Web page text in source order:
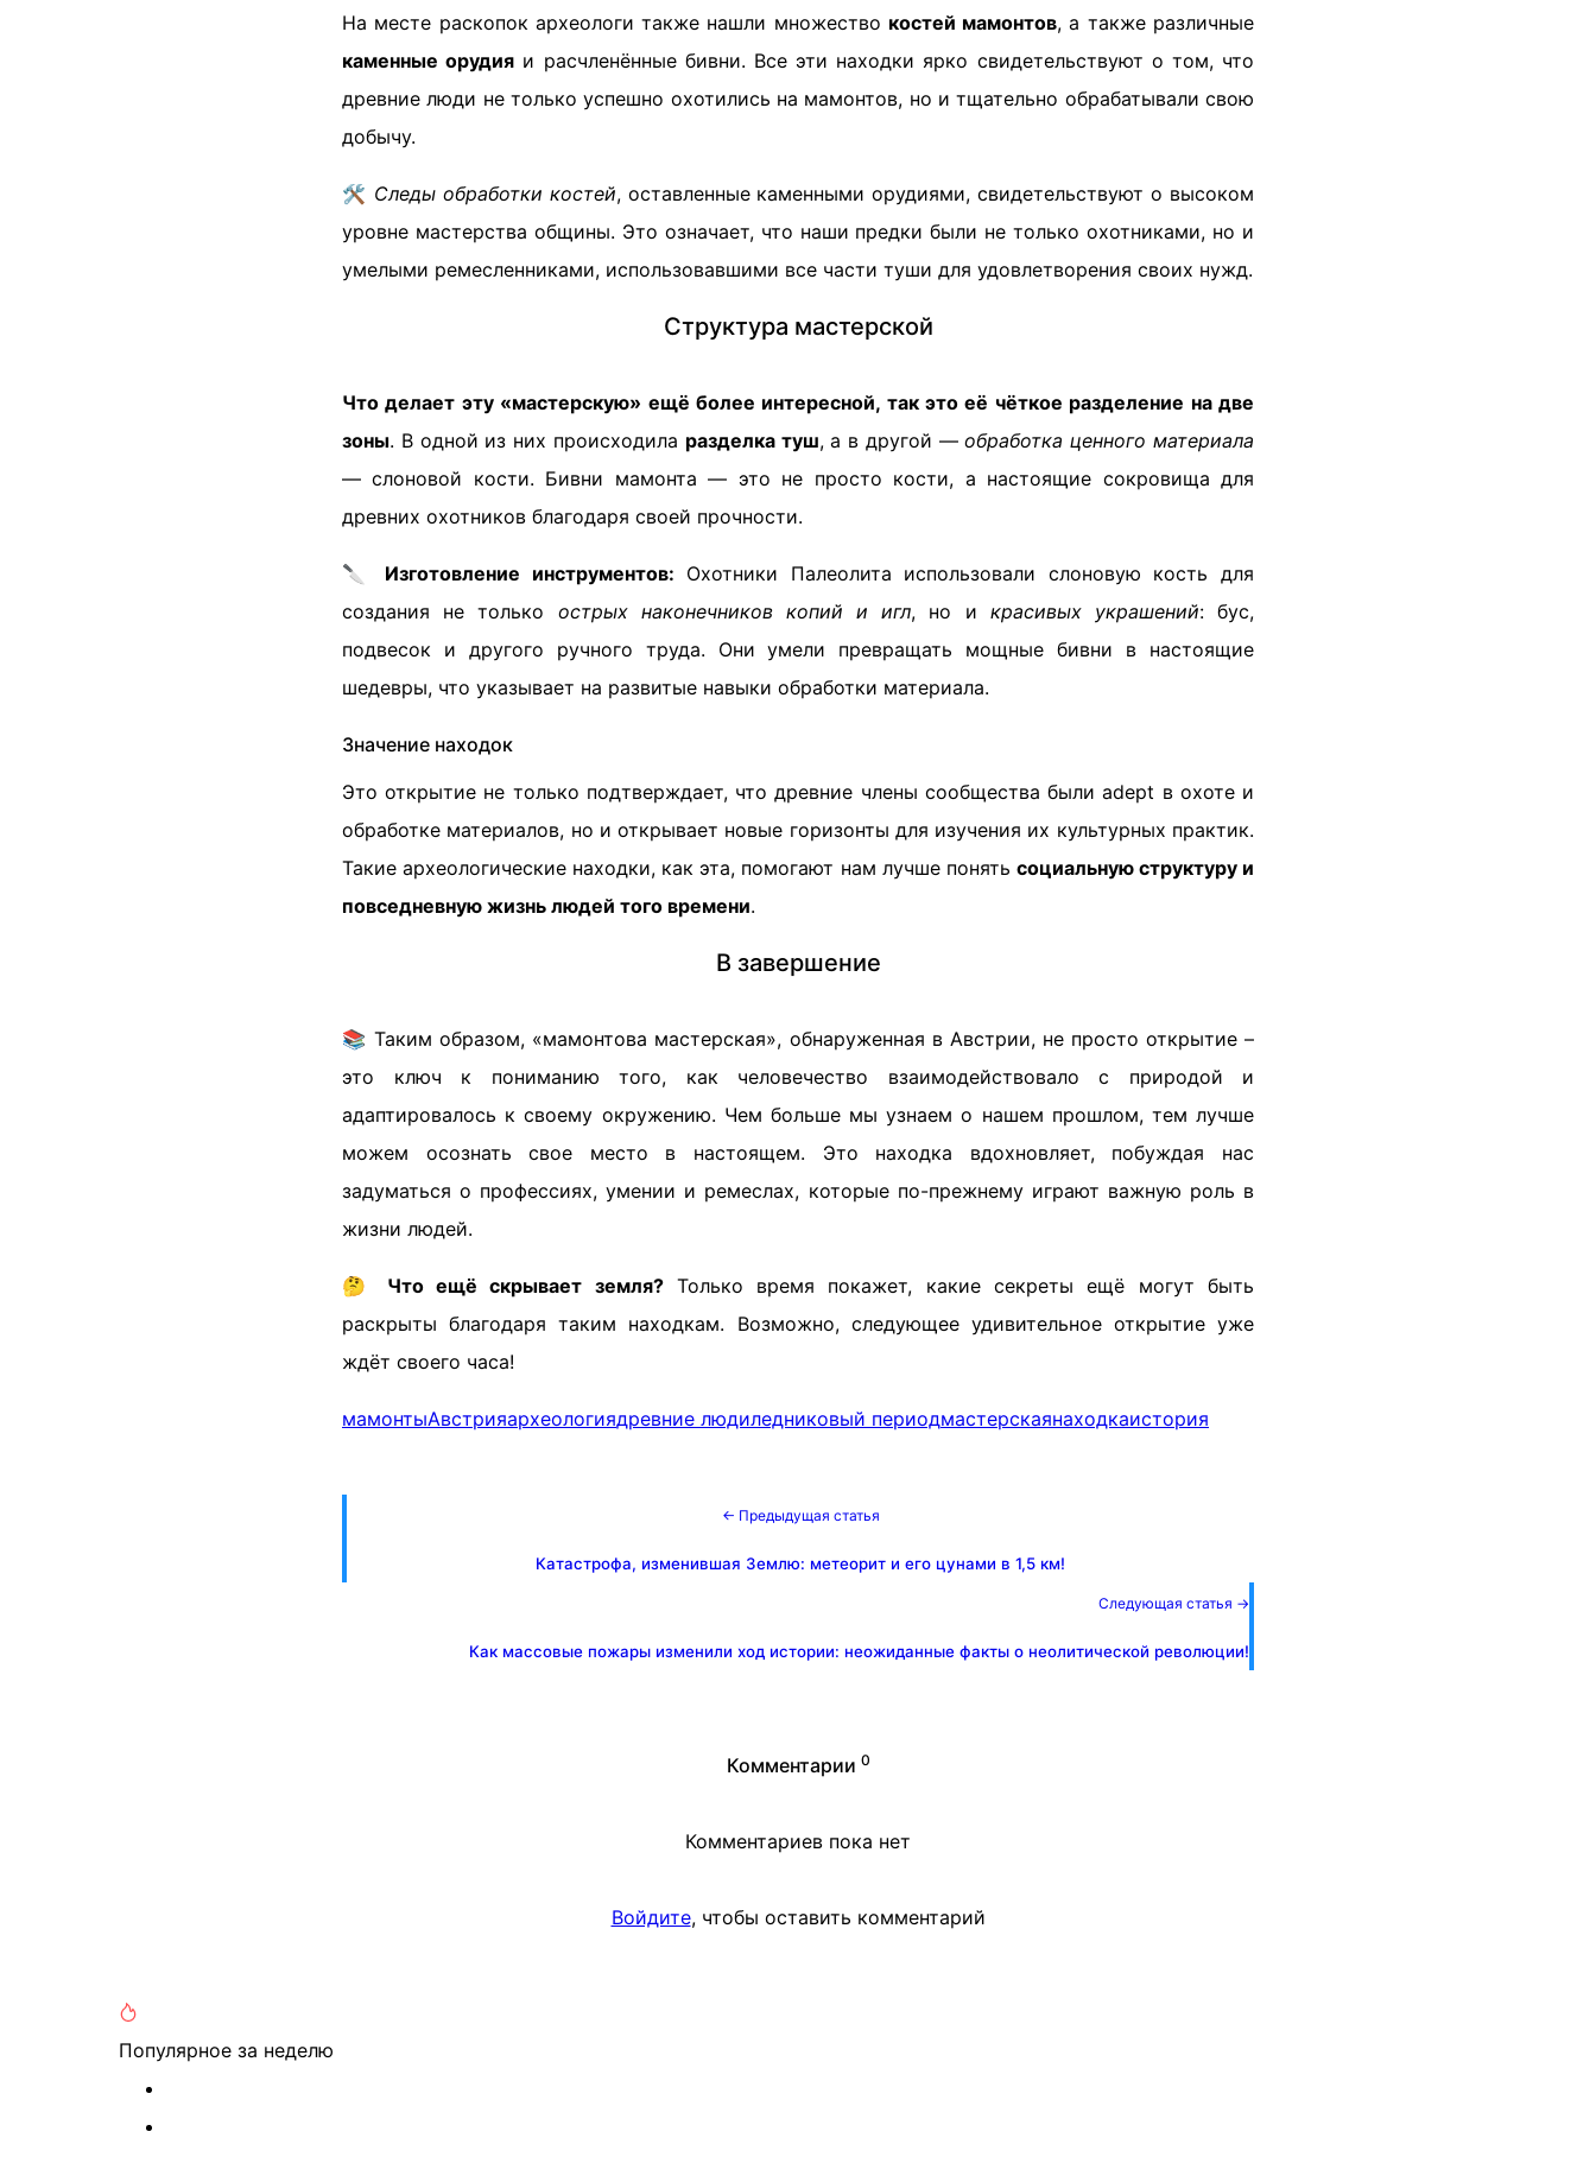
На месте раскопок археологи также нашли множество костей мамонтов, а также различные
каменные орудия и расчленённые бивни. Все эти находки ярко свидетельствуют о том, что
древние люди не только успешно охотились на мамонтов, но и тщательно обрабатывали свою
добычу.
🛠️ Следы обработки костей, оставленные каменными орудиями, свидетельствуют о высоком
уровне мастерства общины. Это означает, что наши предки были не только охотниками, но и
умелыми ремесленниками, использовавшими все части туши для удовлетворения своих нужд.
Структура мастерской
Что делает эту «мастерскую» ещё более интересной, так это её чёткое разделение на две
зоны. В одной из них происходила разделка туш, а в другой —обработка ценного материала
— слоновой кости. Бивни мамонта — это не просто кости, а настоящие сокровища для
древних охотников благодаря своей прочности.
🔪 Изготовление инструментов: Охотники Палеолита использовали слоновую кость для
создания не только острых наконечников копий и игл, но и красивых украшений: бус,
подвесок и другого ручного труда. Они умели превращать мощные бивни в настоящие
шедевры, что указывает на развитые навыки обработки материала.
Значение находок
Это открытие не только подтверждает, что древние члены сообщества были adept в охоте и
обработке материалов, но и открывает новые горизонты для изучения их культурных практик.
Такие археологические находки, как эта, помогают нам лучше понять социальную структуру и
повседневную жизнь людей того времени.
В завершение
📚 Таким образом, «мамонтова мастерская», обнаруженная в Австрии, не просто открытие –
это ключ к пониманию того, как человечество взаимодействовало с природой и
адаптировалось к своему окружению. Чем больше мы узнаем о нашем прошлом, тем лучше
можем осознать свое место в настоящем. Это находка вдохновляет, побуждая нас
задуматься о профессиях, умении и ремеслах, которые по-прежнему играют важную роль в
жизни людей.
🤔 Что ещё скрывает земля?Только время покажет, какие секреты ещё могут быть
раскрыты благодаря таким находкам. Возможно, следующее удивительное открытие уже
ждёт своего часа!
мамонтыАвстрияархеологиядревние людиледниковый периодмастерскаянаходкаистория
← Предыдущая статья
Катастрофа, изменившая Землю: метеорит и его цунами в 1,5 км!
Следующая статья →
Как массовые пожары изменили ход истории: неожиданные факты о неолитической революции!
Комментарии 0
Комментариев пока нет
Войдите, чтобы оставить комментарий
Популярное за неделю